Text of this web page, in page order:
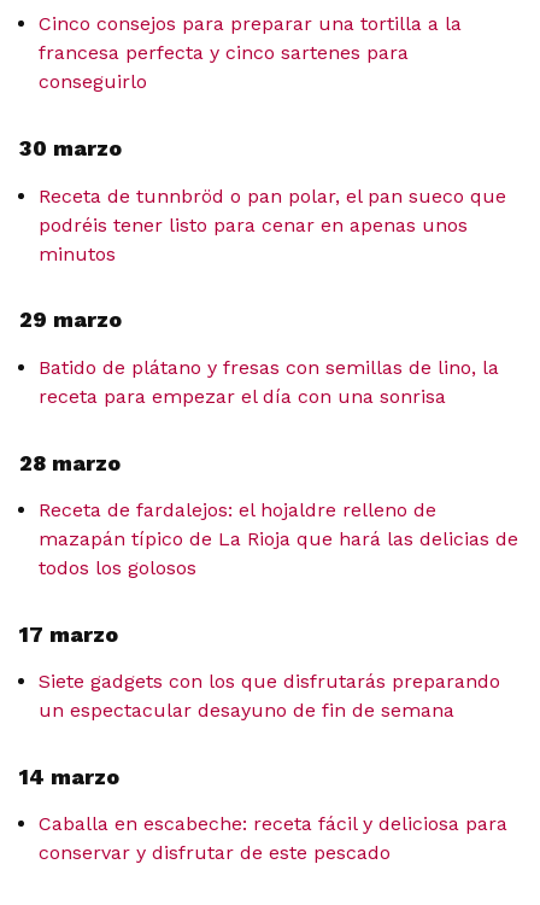
Cinco consejos para preparar una tortilla a la
francesa perfecta y cinco sartenes para
conseguirlo
30 marzo
Receta de tunnbröd o pan polar, el pan sueco que
podréis tener listo para cenar en apenas unos
minutos
29 marzo
Batido de plátano y fresas con semillas de lino, la
receta para empezar el día con una sonrisa
28 marzo
Receta de fardalejos: el hojaldre relleno de
mazapán típico de La Rioja que hará las delicias de
todos los golosos
17 marzo
Siete gadgets con los que disfrutarás preparando
un espectacular desayuno de fin de semana
14 marzo
Caballa en escabeche: receta fácil y deliciosa para
conservar y disfrutar de este pescado